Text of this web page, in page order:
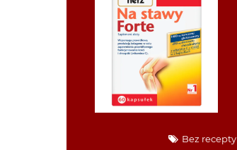
Bez recepty